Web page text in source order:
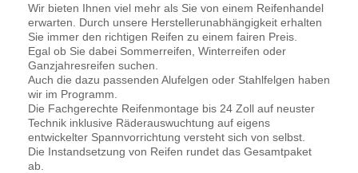
Wir bieten Ihnen viel mehr als Sie von einem Reifenhandel
erwarten. Durch unsere Herstellerunabhängigkeit erhalten
Sie immer den richtigen Reifen zu einem fairen Preis.
Egal ob Sie dabei Sommerreifen, Winterreifen oder
Ganzjahresreifen suchen.
Auch die dazu passenden Alufelgen oder Stahlfelgen haben
wir im Programm.
Die Fachgerechte Reifenmontage bis 24 Zoll auf neuster
Technik inklusive Räderauswuchtung auf eigens
entwickelter Spannvorrichtung versteht sich von selbst.
Die Instandsetzung von Reifen rundet das Gesamtpaket
ab.